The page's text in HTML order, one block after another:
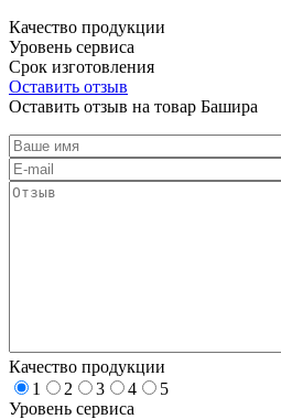
Качество продукции
Уровень сервиса
Срок изготовления
Оставить отзыв
Оставить отзыв на товар Башира
Качество продукции
1
2 3 4
5
Уровень сервиса